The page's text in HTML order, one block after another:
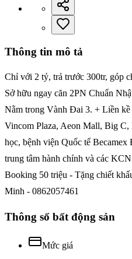
Thông tin mô tả
Chỉ với 2 tỷ, trả trước 300tr, góp
Sở hữu ngay căn 2PN Chuẩn
Nằm trong Vành Đai 3. + Liền
Vincom Plaza, Aeon Mall, Big C,
học, bệnh viện Quốc tế
trung tâm hành chính và các
Booking 50 triệu - Tặng chiết
Minh - 0862057461
Thông số bất động sản
Mức giá